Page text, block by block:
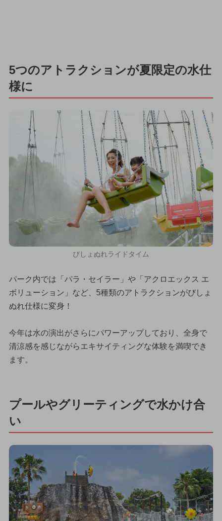
5つのアトラクションが夏限定の水仕
様に
びしょぬれライドタイム
パーク内では「パラ・セイラー」や「アクロエックス エ
ボリューション」など、5種類のアトラクションがびしょ
ぬれ仕様に変身！
今年は水の演出がさらにパワーアップしており、全身で
清涼感を感じながらエキサイティングな体験を満喫でき
ます。
プールやグリーティングで水かけ合
い